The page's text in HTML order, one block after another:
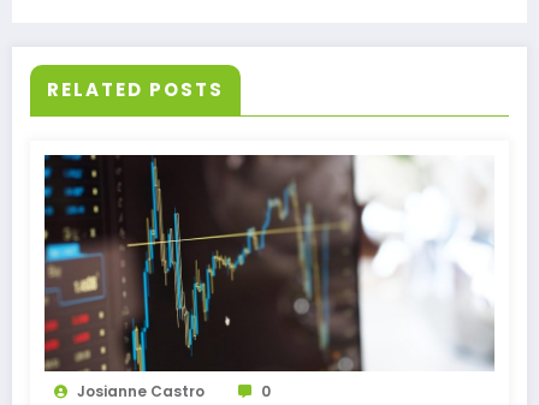
RELATED POSTS
Josianne Castro 0